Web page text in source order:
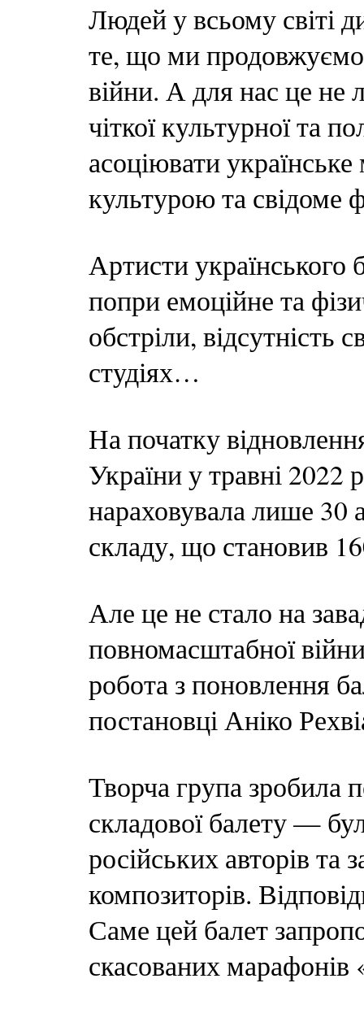
Людей у всьому світі
те, що ми продовжуємо
війни. А для нас це не
чіткої культурної та
асоціювати
культурою та свідоме
Артисти
попри емоційне та
обстріли, відсутність
студіях…
На початку
України у травні 2022
нараховувала лише 30
складу, що становив
Але це не стало на
повномасштабної
робота з поновлення
постановці Аніко
Творча група зробила
складової балету —
російських авторів та
композиторів.
Саме цей балет
скасованих